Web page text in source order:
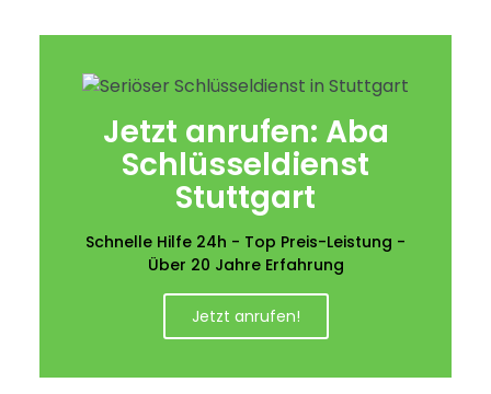
Jetzt anrufen: Aba
Schlüsseldienst
Stuttgart
Schnelle Hilfe 24h - Top Preis-Leistung -
Über 20 Jahre Erfahrung
Jetzt anrufen!